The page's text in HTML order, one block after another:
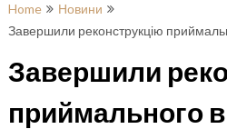
Home
Новини
Завершили реконструкцію
Завершили
приймального